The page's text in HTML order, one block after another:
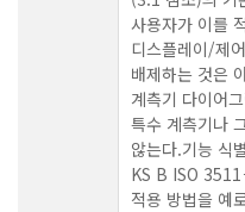
사용자가 이를
디스플레이/제
배제하는 것은
계측기 다이어
특수 계측기나
않는다.기능 식
KS B ISO
적용 방법을 예